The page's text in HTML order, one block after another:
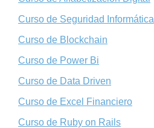
Curso de Seguridad Informática
Curso de Blockchain
Curso de Power Bi
Curso de Data Driven
Curso de Excel Financiero
Curso de Ruby on Rails